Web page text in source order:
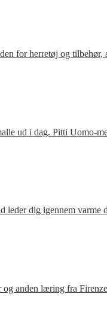
for herretøj og
ud i dag. Pitti Uomo-
dig igennem varme
anden læring fra